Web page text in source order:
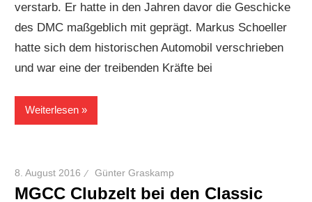
verstarb. Er hatte in den Jahren davor die Geschicke
des DMC maßgeblich mit geprägt. Markus Schoeller
hatte sich dem historischen Automobil verschrieben
und war eine der treibenden Kräfte bei
Weiterlesen
8. August 2016 Günter Graskamp
MGCC Clubzelt bei den Classic